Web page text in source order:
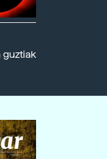
guztiak